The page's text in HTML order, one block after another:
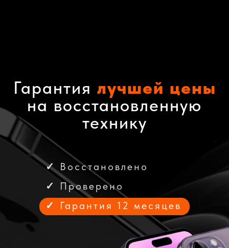
Гарантия лучшей цены
на восстановленную
технику
✓ Восстановлено
✓ Проверено
✓ Гарантия 12 месяцев